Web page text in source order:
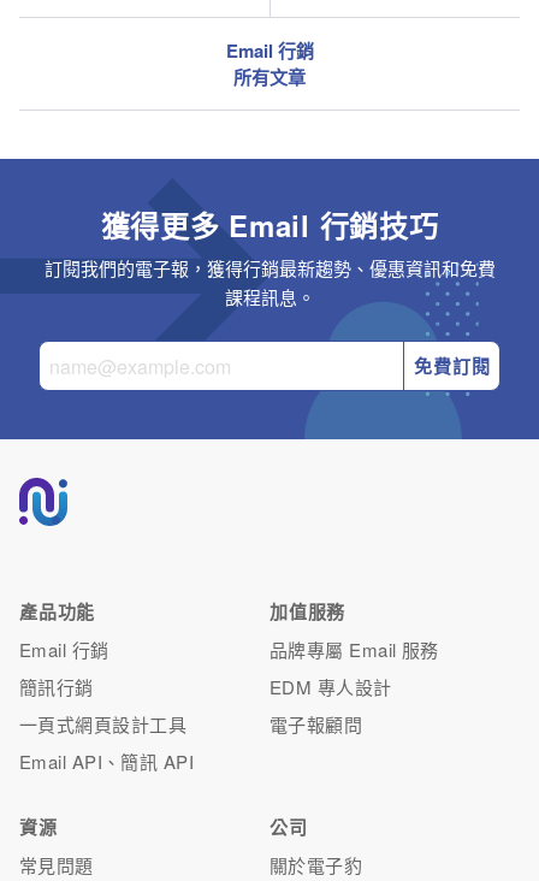
Email 行銷
所有文章
獲得更多 Email 行銷技巧
訂閱我們的電子報，獲得行銷最新趨勢、優惠資訊和免費
課程訊息。
免費訂閱
產品功能
Email 行銷
簡訊行銷
一頁式網頁設計工具
Email API、簡訊 API
加值服務
品牌專屬 Email 服務
EDM 專人設計
電子報顧問
資源
常見問題
公司
關於電子豹